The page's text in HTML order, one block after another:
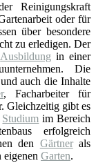
Reinigungskraft
oder für
über besondere
zu erledigen. Der
Ausbildung in einer
Die
auch die Inhalte
, Facharbeiter für
Gleichzeitig gibt es
Studium im Bereich
erfolgreich
den Gärtnerals
Garten.